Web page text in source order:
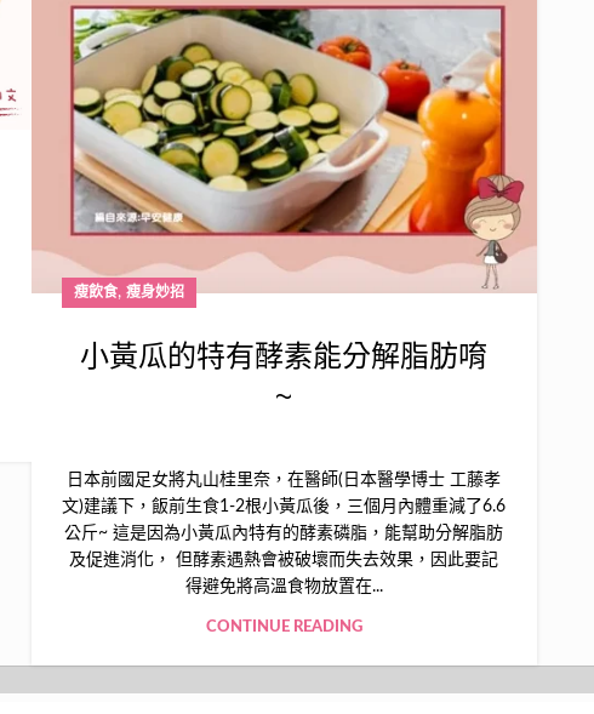
瘦飲食, 瘦身妙招
小黃瓜的特有酵素能分解脂肪唷
~
日本前國足女將丸山桂里奈，在醫師(日本醫學博士 工藤孝
文)建議下，飯前生食1-2根小黃瓜後，三個月內體重減了6.6
公斤~ 這是因為小黃瓜內特有的酵素磷脂，能幫助分解脂肪
及促進消化， 但酵素遇熱會被破壞而失去效果，因此要記
得避免將高溫食物放置在...
CONTINUE READING